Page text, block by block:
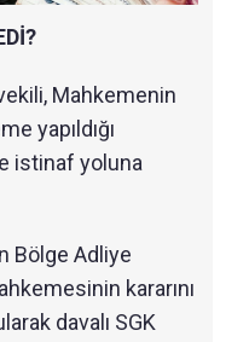
Mahkemenin
yapıldığı
istinaf yoluna
Bölge Adliye
kararını
davalı SGK